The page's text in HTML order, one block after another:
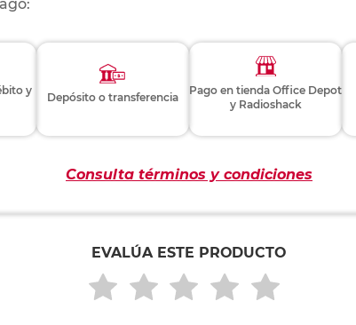
y
Depósito o transferencia
Pago en tienda Office Depot
y Radioshack
Consulta términos y condiciones
EVALÚA ESTE PRODUCTO